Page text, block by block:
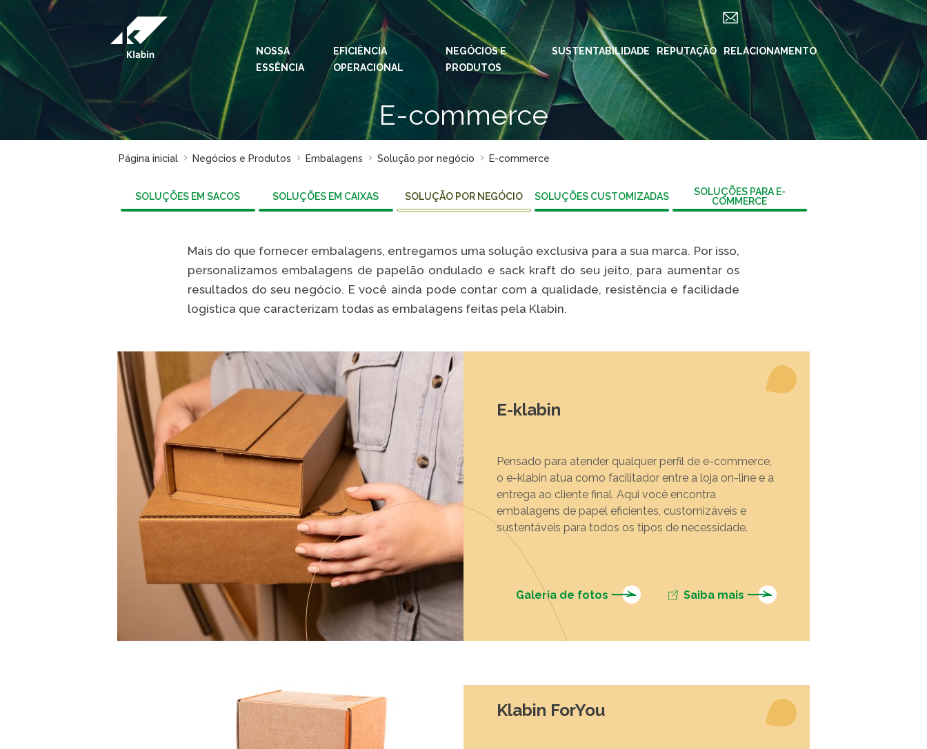
Pular para o Conteúdo principal
NOSSA
ESSÊNCIA
EFICIÊNCIA
OPERACIONAL
NEGÓCIOS E
PRODUTOS
SUSTENTABILIDADE REPUTAÇÃO RELACIONAMENTO
E-commerce
IDIOMAS: PT EN ES
ESPAÇOS KLABIN
Relações com
Investidores
Relatório de
Sustentabilidade
Plante com a
Klabin
Painel ASG
Klabin ForYou
Klabin Carreiras
Inova Klabin
Parque Ecológico
Klabin
REDES SOCIAIS
Instagram
Instagram Klabin
ForYou
Facebook
YouTube
Página inicial Negócios e Produtos Embalagens Solução por negócio E-commerce
SOLUÇÕES EM SACOS SOLUÇÕES EM CAIXAS SOLUÇÃO POR NEGÓCIO SOLUÇÕES CUSTOMIZADAS
SOLUÇÕES PARA E-
COMMERCE
Mais do que fornecer embalagens, entregamos uma solução exclusiva para a sua marca. Por isso,
personalizamos embalagens de papelão ondulado e sack kraft do seu jeito, para aumentar os
resultados do seu negócio. E você ainda pode contar com a qualidade, resistência e facilidade
logística que caracterizam todas as embalagens feitas pela Klabin.
E-klabin
Pensado para atender qualquer perfil de e-commerce,
o e-klabin atua como facilitador entre a loja on-line e a
entrega ao cliente final. Aqui você encontra
embalagens de papel eficientes, customizáveis e
sustentáveis para todos os tipos de necessidade.
Galeria de fotos Saiba mais
Klabin ForYou